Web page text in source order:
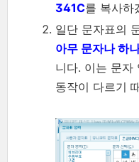
341C를 복사하
일단 문자표의
아무 문자나 하
니다. 이는 문자
동작이 다르기